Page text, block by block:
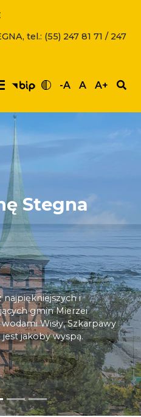
tel.: (55) 247 81 71 / 247
-A A A+
Stegna
najpiękniejszych i
gmin Mierzei
Wisły, Szkarpawy
jest jakoby wyspą.